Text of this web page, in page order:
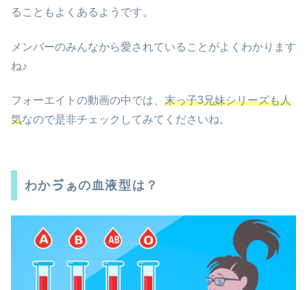
ることもよくあるようです。
メンバーのみんなから愛されていることがよくわかります
ね♪
フォーエイトの動画の中では、 末っ子3兄妹シリーズも人
気なので是非チェックしてみてくださいね。
わかゔぁの血液型は？